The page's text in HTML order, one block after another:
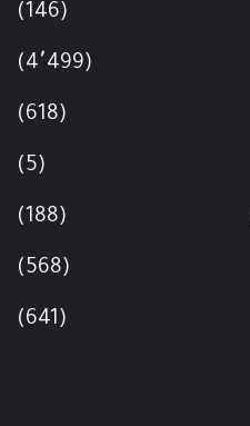
(146)
(4٬499)
(618)
(5)
(188)
(568)
(641)